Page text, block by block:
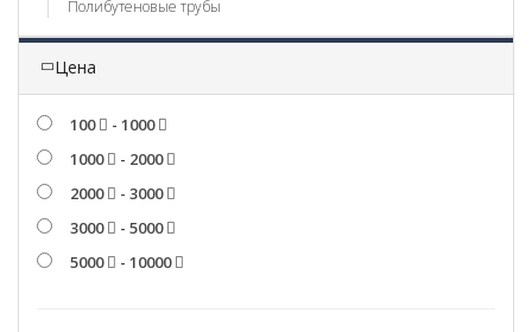
Полибутеновые трубы
Цена
100
- 1000
1000
- 2000
2000
- 3000
3000
- 5000
5000
- 10000